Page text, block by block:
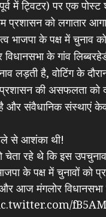
में ट्विटर) पर एक
को लगातार
भाजपा के पक्ष में चुनाव
के गांव
लड़ती है, वोटिंग के
की असफलता को
और संवैधानिक संस्थाएं
से आशंका थी!
चेता रहे थे कि इस
के पक्ष में चुनावों को
आज मंगलोर विधानसभा